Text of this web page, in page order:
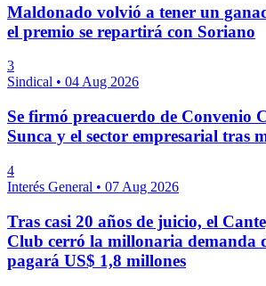
Maldonado volvió a tener un
el premio se repartirá con Soriano
3
Sindical • 04 Aug 2026
Se firmó preacuerdo de Convenio
Sunca y el sector empresarial tras
4
Interés General • 07 Aug 2026
Tras casi 20 años de juicio, el
Club cerró la millonaria demanda
pagará US$ 1,8 millones